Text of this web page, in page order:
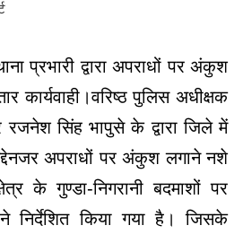
प्रभारी द्वारा अपराधों पर अंकुश
कार्यवाही।वरिष्ठ पुलिस अधीक्षक
रजनेश सिंह भापुसे के द्वारा जिले में
अपराधों पर अंकुश लगाने नशे
के गुण्डा-निगरानी बदमाशों पर
निर्देशित किया गया है। जिसके